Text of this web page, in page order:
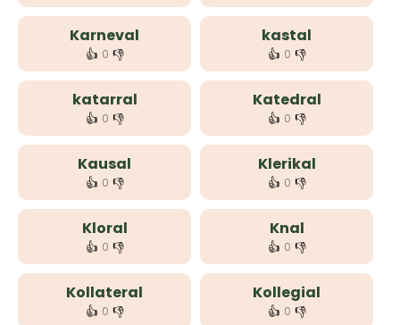
Karneval
👍 0 👎
kastal
👍 0 👎
katarral
👍 0 👎
Katedral
👍 0 👎
Kausal
👍 0 👎
Klerikal
👍 0 👎
Kloral
👍 0 👎
Knal
👍 0 👎
Kollateral
👍 0 👎
Kollegial
👍 0 👎